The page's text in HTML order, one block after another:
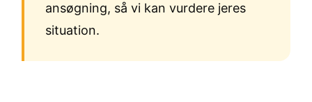
ansøgning, så vi kan vurdere jeres
situation.